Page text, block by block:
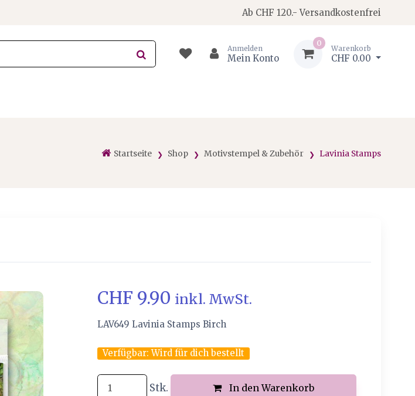
Ab CHF 120.- Versandkostenfrei
Anmelden
Mein Konto
0
Warenkorb
CHF 0.00
Startseite Shop Motivstempel & Zubehör Lavinia Stamps
CHF 9.90 inkl. MwSt.
LAV649 Lavinia Stamps Birch
Verfügbar:Wird für dich bestellt
Stk. In den Warenkorb